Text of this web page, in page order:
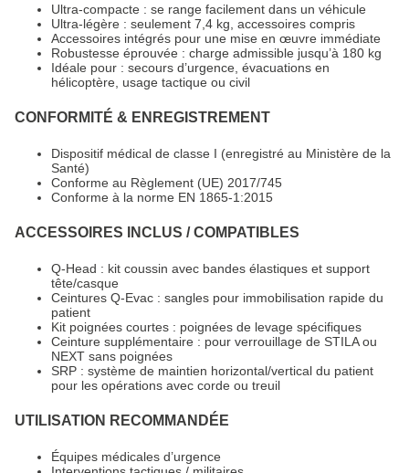
Ultra-compacte : se range facilement dans un véhicule
Ultra-légère : seulement 7,4 kg, accessoires compris
Accessoires intégrés pour une mise en œuvre immédiate
Robustesse éprouvée : charge admissible jusqu’à 180 kg
Idéale pour : secours d’urgence, évacuations en
hélicoptère, usage tactique ou civil
CONFORMITÉ & ENREGISTREMENT
Dispositif médical de classe I (enregistré au Ministère de la
Santé)
Conforme au Règlement (UE) 2017/745
Conforme à la norme EN 1865-1:2015
ACCESSOIRES INCLUS / COMPATIBLES
Q-Head : kit coussin avec bandes élastiques et support
tête/casque
Ceintures Q-Evac : sangles pour immobilisation rapide du
patient
Kit poignées courtes : poignées de levage spécifiques
Ceinture supplémentaire : pour verrouillage de STILA ou
NEXT sans poignées
SRP : système de maintien horizontal/vertical du patient
pour les opérations avec corde ou treuil
UTILISATION RECOMMANDÉE
Équipes médicales d’urgence